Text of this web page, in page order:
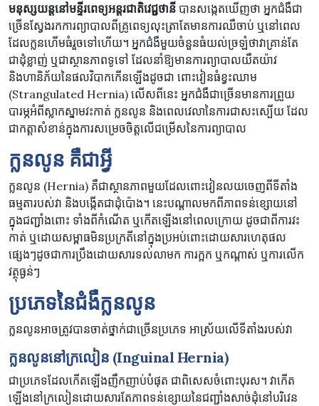
មនុស្សយន្តនៅមន្ទីរពេទ្យអន្តរជាតិវេជ្ជថានី បានសង្កេតឃើញថា អ្នកជំងឺជា
ច្រើនស្វែងរកការព្យាបាលពីគ្រូពេទ្យលុះត្រាតែមានការឈឺចាប់ ឬនៅពេល
ដែលក្លនហើមធំរួចទៅហើយ។ អ្នកជំងឺមួយចំនួនធំយល់ច្រឡំថាវាគ្រាន់តែ
ជាដុំខ្លាញ់ ឬជាស្ថានភាពទូទៅ ដែលនាំឱ្យមានការព្យាបាលយឺតយ៉ាវ
និងហានិភ័យនៃផលវិបាកកើនឡើងដូចជា ពោះវៀនធំខ្វះឈាម
(Strangulated Hernia) លើសពីនេះ អ្នកជំងឺជាច្រើនមានការព្រួយ
បារម្ភអំពីស្លាកស្នាមវះកាត់ ក្លនលូន និងពេលវេលានៃការជាសះស្បើយ ដែល
ជាកត្តាសំខាន់ក្នុងការសម្រេចចិត្តលើជម្រើសនៃការព្យាបាល
ក្លនលូន​ គឺជា​អ្វី
ក្លនលូន (Hernia) ​គឺជា​ស្ថានភាព​មួយ​ដែល​ពោះវៀន​លយ​ចេញ​ពី​ទីតាំង​
ធម្មតា​របស់​វា និង​បង្កើត​ជា​ដុំ​ប៉ោង។ នេះ​បណ្តាល​មក​ពី​ភាព​ទន់ខ្សោយ​នៅ​
ក្នុង​ជញ្ជាំង​ពោះ ទាំង​ពី​កំណើត ឬកើតឡើងនៅពេលក្រោយ ដូចជា​ពី​ការ​វះ
កាត់ ឬ​ដោយ​សម្ពាធ​មិន​ប្រក្រតី​នៅ​ក្នុង​ប្រអប់​ពោះ​ដោយសារ​ហេតុផល​
ផ្សេងៗ​ដូចជា​ការ​ប្រឹង​ដោយសារ​ទល់លាមក ការ​ក្អក ឬ​កណ្តាស់ ឬ​ការ​លើក​
វត្ថុ​ធ្ងន់ៗ
ប្រភេទ​នៃ​ជំងឺក្លនលូន
ក្លនលូន​អាច​ត្រូវ​បាន​ចាត់​ថ្នាក់​ជា​ច្រើន​ប្រភេទ អាស្រ័យ​លើ​ទីតាំង​របស់​វា
ក្លនលូន​នៅ​ក្រលៀន (Inguinal Hernia)
ជា​ប្រភេទ​ដែល​កើត​ឡើង​ញឹកញាប់​បំផុត ជាពិសេស​ចំពោះ​បុរស។ វា​កើត​
ឡើង​នៅ​ក្រលៀន​ដោយសារ​តែ​ភាព​ទន់ខ្សោយ​នៃ​ជញ្ជាំង​សាច់ដុំ​នៅបរិវេន